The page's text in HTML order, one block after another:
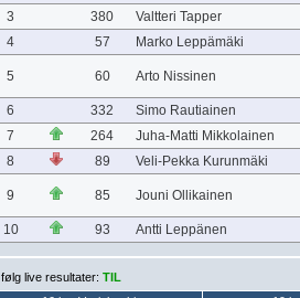
3
380
Valtteri Tapper
4
57 Marko Leppämäki
5 60 Arto Nissinen
6 332
Simo Rautiainen
7
264
Juha-Matti Mikkolainen
8
89 Veli-Pekka Kurunmäki
9 85 Jouni Ollikainen
10 93 Antti Leppänen
følg live resultater: TIL